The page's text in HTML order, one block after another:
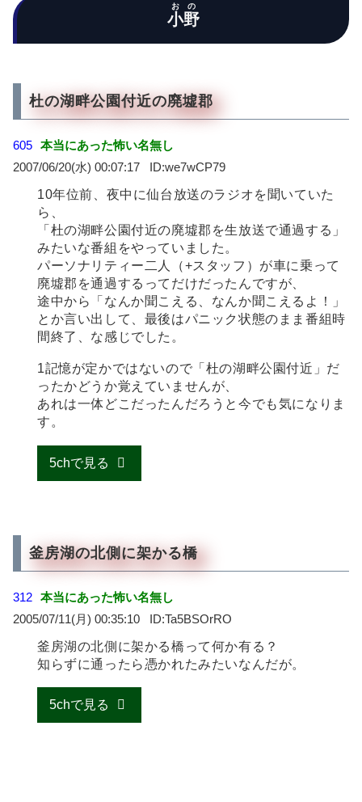
小野
おの
杜の湖畔公園付近の廃墟郡
605 本当にあった怖い名無し
2007/06/20(水) 00:07:17
we7wCP79
10年位前、夜中に仙台放送のラジオを聞いていた
ら、
「杜の湖畔公園付近の廃墟郡を生放送で通過する」
みたいな番組をやっていました。
パーソナリティー二人（+スタッフ）が車に乗って
廃墟郡を通過するってだけだったんですが、
途中から「なんか聞こえる、なんか聞こえるよ！」
とか言い出して、最後はパニック状態のまま番組時
間終了、な感じでした。
1記憶が定かではないので「杜の湖畔公園付近」だ
ったかどうか覚えていませんが、
あれは一体どこだったんだろうと今でも気になりま
す。
5chで見る
釜房湖の北側に架かる橋
312 本当にあった怖い名無し
2005/07/11(月) 00:35:10
Ta5BSOrRO
釜房湖の北側に架かる橋って何か有る？
知らずに通ったら憑かれたみたいなんだが。
5chで見る